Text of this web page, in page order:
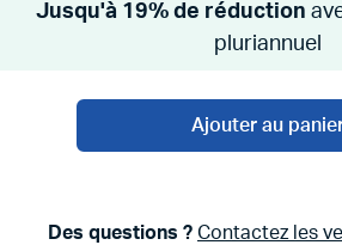
Jusqu'à 19% de réduction
pluriannuel
Ajouter au
Des questions ? Contactez les